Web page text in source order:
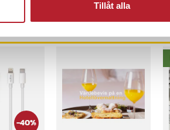
Tillåt alla
-40%